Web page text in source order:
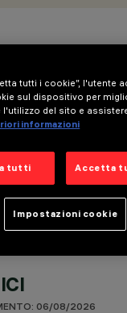
06/08/2026
tutti i cookie”, l'utente
sul dispositivo per
l'utilizzo del sito e
informazioni
tutti Accetta
Impostazioni cookie